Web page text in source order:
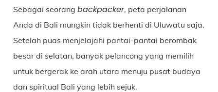
Sebagai seorang backpacker, peta perjalanan
Anda di Bali mungkin tidak berhenti di Uluwatu saja.
Setelah puas menjelajahi pantai-pantai berombak
besar di selatan, banyak pelancong yang memilih
untuk bergerak ke arah utara menuju pusat budaya
dan spiritual Bali yang lebih sejuk.